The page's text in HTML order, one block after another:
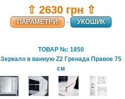
⇧ 2630 грн ⇧
ПАРАМЕТРИ - УКОШИК
ТОВАР №: 1850
Зеркало в ванную Z2 Гренада Правое 75
см